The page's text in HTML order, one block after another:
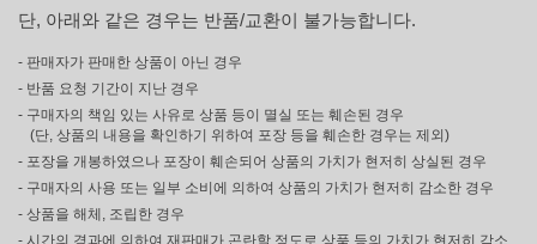
단, 아래와 같은 경우는 반품/교환이 불가능합니다.
- 판매자가 판매한 상품이 아닌 경우
- 반품 요청 기간이 지난 경우
- 구매자의 책임 있는 사유로 상품 등이 멸실 또는 훼손된 경우
(단, 상품의 내용을 확인하기 위하여 포장 등을 훼손한 경우는 제외)
- 포장을 개봉하였으나 포장이 훼손되어 상품의 가치가 현저히 상실된 경우
- 구매자의 사용 또는 일부 소비에 의하여 상품의 가치가 현저히 감소한 경우
- 상품을 해체, 조립한 경우